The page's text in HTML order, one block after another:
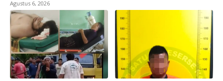
Agustus 6, 2026